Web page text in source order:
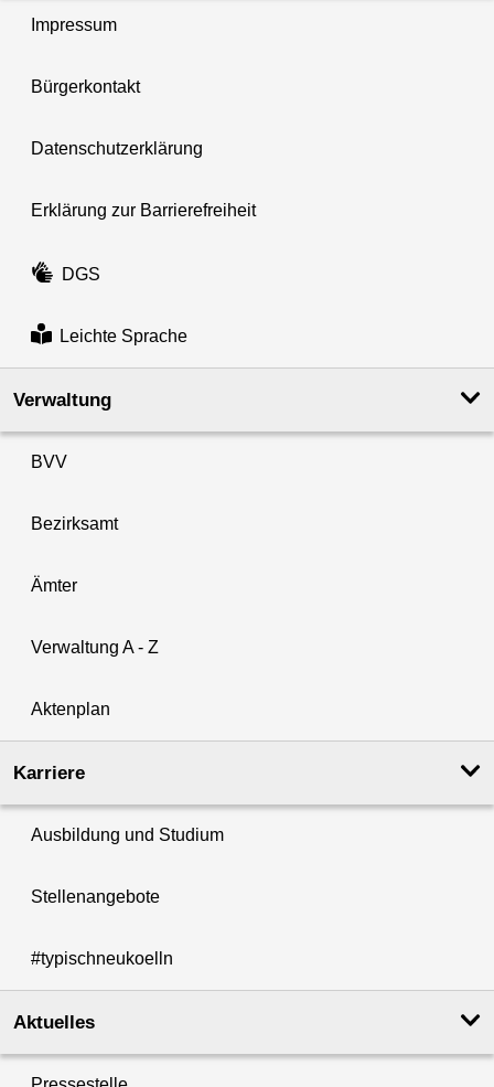
Impressum
Bürgerkontakt
Datenschutzerklärung
Erklärung zur Barrierefreiheit
DGS
Leichte Sprache
Verwaltung
BVV
Bezirksamt
Ämter
Verwaltung A - Z
Aktenplan
Karriere
Ausbildung und Studium
Stellenangebote
#typischneukoelln
Aktuelles